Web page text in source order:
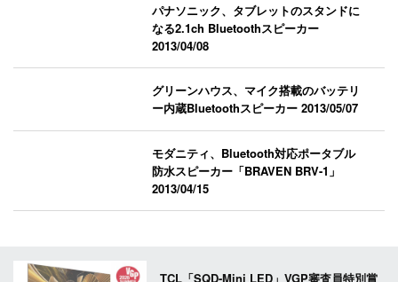
パナソニック、タブレットのスタンドに
なる2.1ch Bluetoothスピーカー
2013/04/08
グリーンハウス、マイク搭載のバッテリ
ー内蔵Bluetoothスピーカー2013/05/07
モダニティ、Bluetooth対応ポータブル
防水スピーカー「BRAVEN BRV-1」
2013/04/15
TCL「SQD-Mini LED」VGP審査員特別賞